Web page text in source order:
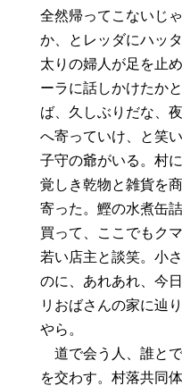
全然帰ってこないじ
か、とレッダにハッ
太りの婦人が足を止
ーラに話しかけたか
ば、久しぶりだな、
へ寄っていけ、と笑
子守の爺がいる。村
覚しき乾物と雑貨を
寄った。鰹の水煮缶
買って、ここでもク
若い店主と談笑。小
のに、あれあれ、今
リおばさんの家に辿
やら。
道で会う人、誰と
を交わす。村落共同